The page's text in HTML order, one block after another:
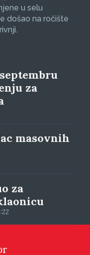
u selu
došao na ročište
za
masovnih
za